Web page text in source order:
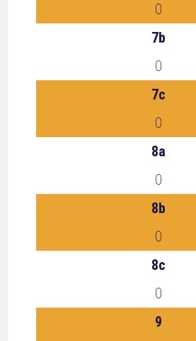
0
7b
0
7c
0
8a
0
8b
0
8c
0
9